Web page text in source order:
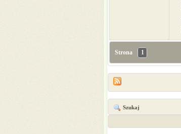
Strona 1
Szukaj